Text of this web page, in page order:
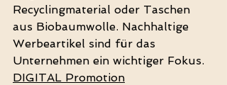
Recyclingmaterial oder Taschen
aus Biobaumwolle. Nachhaltige
Werbeartikel sind für das
Unternehmen ein wichtiger Fokus.
DIGITAL Promotion